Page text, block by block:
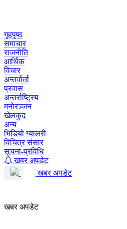
गृहपृष्ठ
समाचार
राजनीति
आर्थिक
विचार
अन्तर्वार्ता
प्रवास
अन्तर्राष्ट्रिय
मनोरञ्जन
खेलकुद
अन्य
भिडियो ग्यालरी
विचित्र संसार
सूचना-प्रविधि
खबर अपडेट
खबर अपडेट
खबर अपडेट